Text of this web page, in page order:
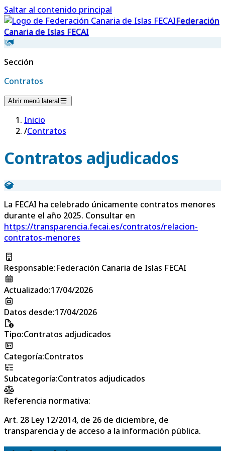
Saltar al contenido principal
Federación
Canaria de Islas FECAI
Sección
Contratos
Abrir menú lateral
Inicio
/Contratos
Contratos adjudicados
La FECAI ha celebrado únicamente contratos menores
durante el año 2025. Consultar en
https://transparencia.fecai.es/contratos/relacion-
contratos-menores
Responsable:Federación Canaria de Islas FECAI
Actualizado:17/04/2026
Datos desde:17/04/2026
Tipo:Contratos adjudicados
Categoría:Contratos
Subcategoría:Contratos adjudicados
Referencia normativa:
Art. 28 Ley 12/2014, de 26 de diciembre, de
transparencia y de acceso a la información pública.